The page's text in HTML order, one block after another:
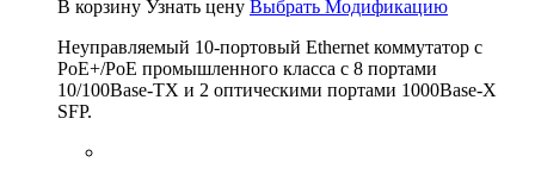
В корзину Узнать цену Выбрать Модификацию
Неуправляемый 10-портовый Ethernet коммутатор с
PoE+/PoE промышленного класса с 8 портами
10/100Base-TX и 2 оптическими портами 1000Base-X
SFP.